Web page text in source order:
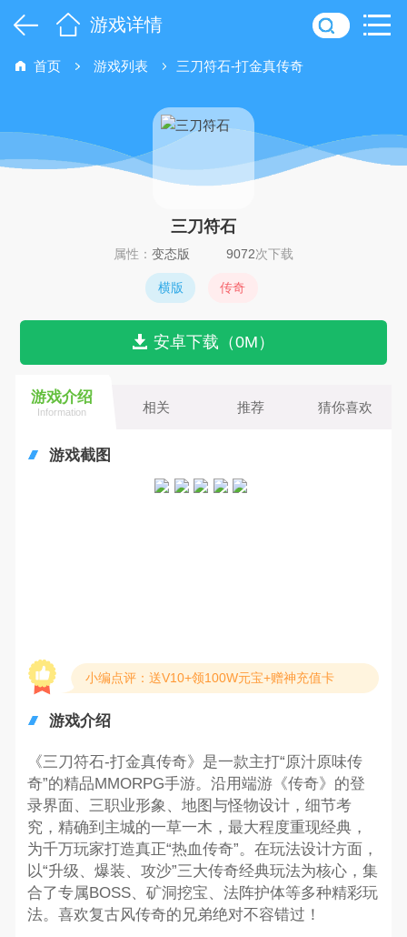
游戏详情
首页 游戏列表 三刀符石-打金真传奇
三刀符石
属性： 变态版 9072次下载
横版 传奇
安卓下载（0M）
游戏介绍
Information 相关 推荐 猜你喜欢
游戏截图
小编点评：送V10+领100W元宝+赠神充值卡
游戏介绍
《三刀符石-打金真传奇》是一款主打“原汁原味传
奇”的精品MMORPG手游。沿用端游《传奇》的登
录界面、三职业形象、地图与怪物设计，细节考
究，精确到主城的一草一木，最大程度重现经典，
为千万玩家打造真正“热血传奇”。在玩法设计方面，
以“升级、爆装、攻沙”三大传奇经典玩法为核心，集
合了专属BOSS、矿洞挖宝、法阵护体等多种精彩玩
法。喜欢复古风传奇的兄弟绝对不容错过！